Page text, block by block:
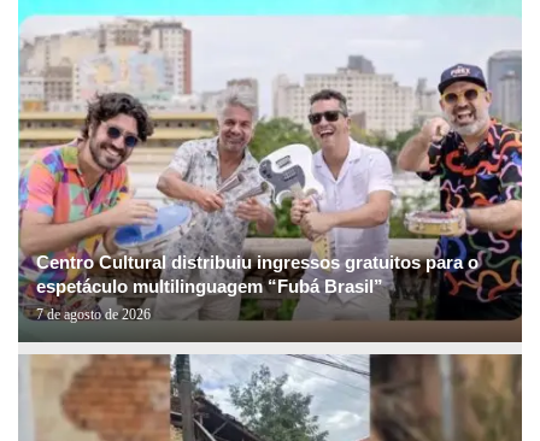
Centro Cultural distribuiu ingressos gratuitos para o
espetáculo multilinguagem “Fubá Brasil”
7 de agosto de 2026